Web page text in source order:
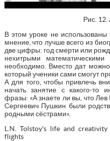
Рис. 12.
В этом уроке не использованы
мнение, что лучше всего из
две цифры: год смерти или
нехитрыми
необходимо. Вместо дат можно
который ученики сами смогут
А для того, чтобы привлечь
начать занятие с какого-то
фразы: «А знаете ли вы, что
Сергеевич Пушкин были
родными сёстрами».
L.N. Tolstoy's life and
flights